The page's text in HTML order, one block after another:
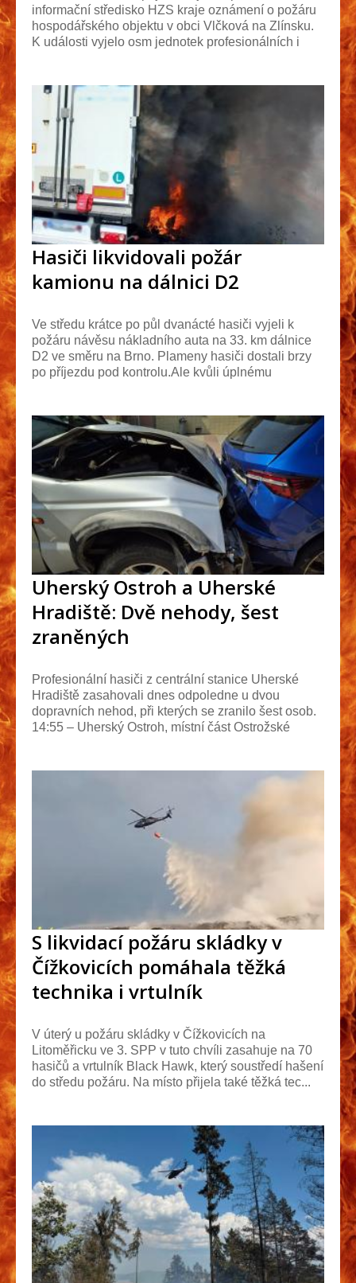
informační středisko HZS kraje oznámení o požáru
hospodářského objektu v obci Vlčková na Zlínsku.
K události vyjelo osm jednotek profesionálních i
Hasiči likvidovali požár
kamionu na dálnici D2
Ve středu krátce po půl dvanácté hasiči vyjeli k
požáru návěsu nákladního auta na 33. km dálnice
D2 ve směru na Brno. Plameny hasiči dostali brzy
po příjezdu pod kontrolu.Ale kvůli úplnému
Uherský Ostroh a Uherské
Hradiště: Dvě nehody, šest
zraněných
Profesionální hasiči z centrální stanice Uherské
Hradiště zasahovali dnes odpoledne u dvou
dopravních nehod, při kterých se zranilo šest osob.
14:55 – Uherský Ostroh, místní část Ostrožské
S likvidací požáru skládky v
Čížkovicích pomáhala těžká
technika i vrtulník
V úterý u požáru skládky v Čížkovicích na
Litoměřicku ve 3. SPP v tuto chvíli zasahuje na 70
hasičů a vrtulník Black Hawk, který soustředí hašení
do středu požáru. Na místo přijela také těžká tec...